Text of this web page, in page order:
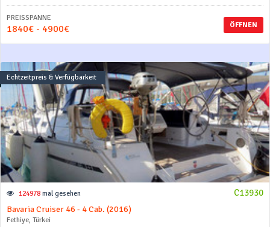
ÖFFNEN
PREISSPANNE
1840€ - 4900€
Echtzeitpreis & Verfügbarkeit
C13930
124978 mal gesehen
Bavaria Cruiser 46 - 4 Cab. (2016)
Fethiye, Türkei